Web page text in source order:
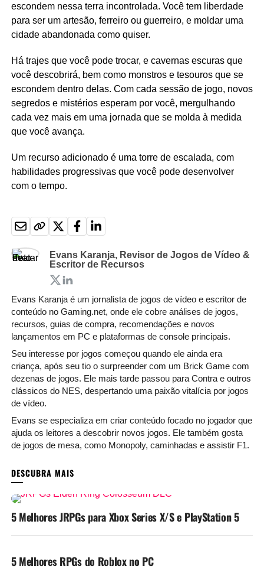
escondem nessa terra incontrolada. Você tem liberdade
para ser um artesão, ferreiro ou guerreiro, e moldar uma
cidade abandonada como quiser.
Há trajes que você pode trocar, e cavernas escuras que
você descobrirá, bem como monstros e tesouros que se
escondem dentro delas. Com cada sessão de jogo, novos
segredos e mistérios esperam por você, mergulhando
cada vez mais em uma jornada que se molda à medida
que você avança.
Um recurso adicionado é uma torre de escalada, com
habilidades progressivas que você pode desenvolver
com o tempo.
Evans Karanja, Revisor de Jogos de Vídeo &
Escritor de Recursos
Evans Karanja é um jornalista de jogos de vídeo e escritor de
conteúdo no Gaming.net, onde ele cobre análises de jogos,
recursos, guias de compra, recomendações e novos
lançamentos em PC e plataformas de console principais.
Seu interesse por jogos começou quando ele ainda era
criança, após seu tio o surpreender com um Brick Game com
dezenas de jogos. Ele mais tarde passou para Contra e outros
clássicos do NES, despertando uma paixão vitalícia por jogos
de vídeo.
Evans se especializa em criar conteúdo focado no jogador que
ajuda os leitores a descobrir novos jogos. Ele também gosta
de jogos de mesa, como Monopoly, caminhadas e assistir F1.
5 Melhores JRPGs para Xbox Series X/S e PlayStation 5
5 Melhores RPGs do Roblox no PC